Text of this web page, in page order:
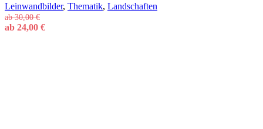
Leinwandbilder, Thematik, Landschaften
ab30,00€
ab 24,00 €